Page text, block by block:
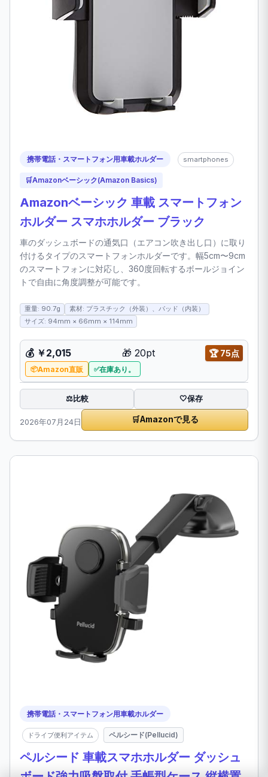
携帯電話・スマートフォン用車載ホルダー smartphones
🛒Amazonベーシック(Amazon Basics)
Amazonベーシック 車載 スマートフォン
ホルダー スマホホルダー ブラック
車のダッシュボードの通気口（エアコン吹き出し口）に取り
付けるタイプのスマートフォンホルダーです。幅5cm〜9cm
のスマートフォンに対応し、360度回転するボールジョイン
トで自由に角度調整が可能です。
重量: 90.7g
素材: プラスチック（外装）、パッド（内装）
サイズ: 94mm × 66mm × 114mm
💰 ￥2,015 🎁 20pt 🏆75点
Amazon直販 在庫あり。
⚖️比較 🤍保存
2026年07月24日 🛒Amazonで見る
携帯電話・スマートフォン用車載ホルダー
ドライブ便利アイテム ペルシード(Pellucid)
ペルシード 車載スマホホルダー ダッシュ